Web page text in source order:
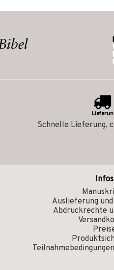
Schnelle Lieferung,
Infos
Auslieferung
Abdruckrechte